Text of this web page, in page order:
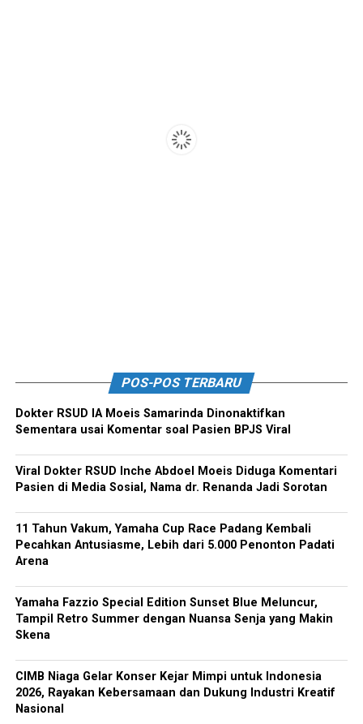
POS-POS TERBARU
Dokter RSUD IA Moeis Samarinda Dinonaktifkan
Sementara usai Komentar soal Pasien BPJS Viral
Viral Dokter RSUD Inche Abdoel Moeis Diduga Komentari
Pasien di Media Sosial, Nama dr. Renanda Jadi Sorotan
11 Tahun Vakum, Yamaha Cup Race Padang Kembali
Pecahkan Antusiasme, Lebih dari 5.000 Penonton Padati
Arena
Yamaha Fazzio Special Edition Sunset Blue Meluncur,
Tampil Retro Summer dengan Nuansa Senja yang Makin
Skena
CIMB Niaga Gelar Konser Kejar Mimpi untuk Indonesia
2026, Rayakan Kebersamaan dan Dukung Industri Kreatif
Nasional